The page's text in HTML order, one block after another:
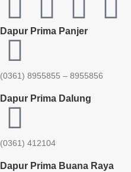
Dapur Prima Panjer
(0361) 8955855 – 8955856​
Dapur Prima Dalung
(0361) 412104
Dapur Prima Buana Raya